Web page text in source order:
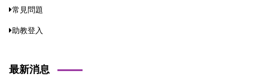
常見問題
助教登入
最新消息